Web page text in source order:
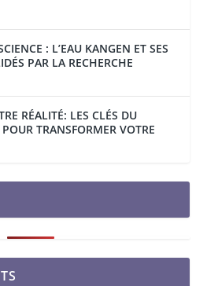
: L’EAU KANGEN ET SES
PAR LA RECHERCHE
RÉALITÉ: LES CLÉS DU
TRANSFORMER VOTRE